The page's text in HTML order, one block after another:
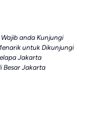
anda Kunjungi
untuk Dikunjungi
Jakarta
Besar Jakarta